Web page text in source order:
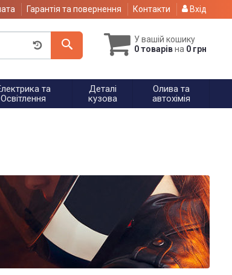
Гарантія та повернення Контакти Вхід
У вашій кошику
0 товарівна 0 грн
та
Освітлення
Деталі
кузова
Олива та
автохімія